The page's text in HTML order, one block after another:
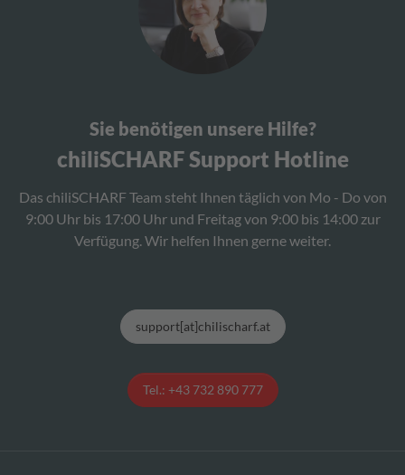
Sie benötigen unsere Hilfe?
chiliSCHARF Support Hotline
Das chiliSCHARF Team steht Ihnen täglich von Mo - Do von
9:00 Uhr bis 17:00 Uhr und Freitag von 9:00 bis 14:00 zur
Verfügung. Wir helfen Ihnen gerne weiter.
support[at]chilischarf.at
Tel.: +43 732 890 777